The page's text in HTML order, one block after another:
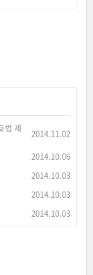
법 제
2014.11.02
2014.10.06
2014.10.03
2014.10.03
2014.10.03